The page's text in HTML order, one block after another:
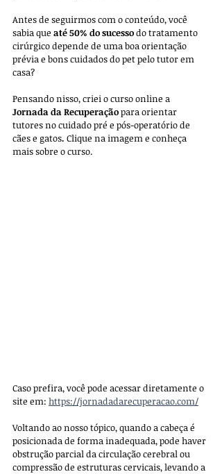
Antes de seguirmos com o conteúdo, você
sabia que até 50% do sucesso do tratamento
cirúrgico depende de uma boa orientação
prévia e bons cuidados do pet pelo tutor em
casa?
Pensando nisso, criei o curso online a
Jornada da Recuperação para orientar
tutores no cuidado pré e pós-operatório de
cães e gatos. Clique na imagem e conheça
mais sobre o curso.
Caso prefira, você pode acessar diretamente o
site em: https://jornadadarecuperacao.com/
Voltando ao nosso tópico, quando a cabeça é
posicionada de forma inadequada, pode haver
obstrução parcial da circulação cerebral ou
compressão de estruturas cervicais, levando a